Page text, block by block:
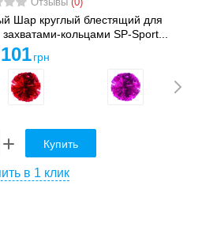
Отзывы (0)
Шар круглый блестящий для
кольцами SP-Sport...
101 грн
Купить
в 1 клик